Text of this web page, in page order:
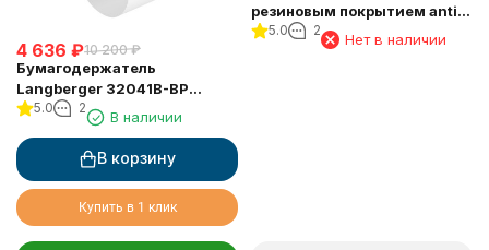
4 636 ₽10 200 ₽
Бумагодержатель
Langberger 32041B-BP
туалетной бумаги со
стеклянной полкой черный
5.0 2
В наличии
В корзину
Купить в 1 клик
резиновым покрытием anti-
slip 38051F-BP
5.0 2
Нет в наличии